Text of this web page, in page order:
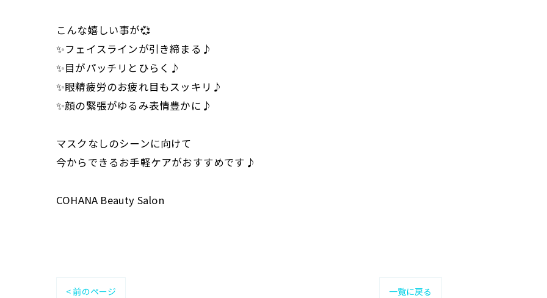
こんな嬉しい事が💞
✨フェイスラインが引き締まる♪
✨目がパッチリとひらく♪
✨眼精疲労のお疲れ目もスッキリ♪
✨顔の緊張がゆるみ表情豊かに♪
マスクなしのシーンに向けて
今からできるお手軽ケアがおすすめです♪
COHANA Beauty Salon
< 前のページ 一覧に戻る